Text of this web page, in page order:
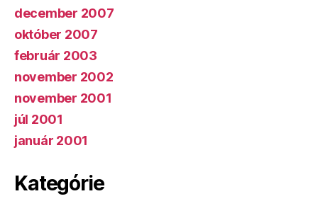
december 2007
október 2007
február 2003
november 2002
november 2001
júl 2001
január 2001
Kategórie